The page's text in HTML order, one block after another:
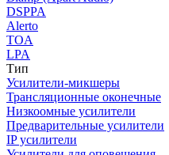
DSPPA
Alerto
TOA
LPA
Тип
Усилители-микшеры
Трансляционные оконечные
Низкоомные усилители
Предварительные усилители
IP усилители